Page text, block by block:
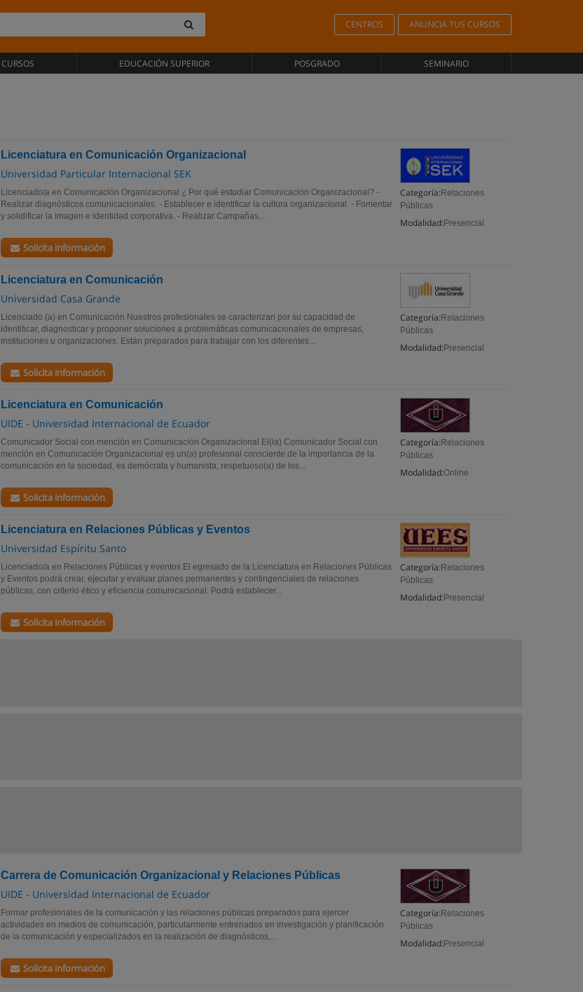
CENTROS ANUNCIA TUS CURSOS
CURSOS EDUCACIÓN SUPERIOR POSGRADO SEMINARIO
Licenciatura en Comunicación Organizacional
Universidad Particular Internacional SEK
Categoría: Relaciones
Públicas
Modalidad: Presencial
Licenciado/a en Comunicación Organizacional ¿ Por qué estudiar Comunicación Organizacional? -
Realizar diagnósticos comunicacionales. - Establecer e identificar la cultura organizacional. - Fomentar
y solidificar la imagen e identidad corporativa. - Realizar Campañas...
Solicita información
Licenciatura en Comunicación
Universidad Casa Grande
Categoría: Relaciones
Públicas
Modalidad: Presencial
Licenciado (a) en Comunicación Nuestros profesionales se caracterizan por su capacidad de
identificar, diagnosticar y proponer soluciones a problemáticas comunicacionales de empresas,
instituciones u organizaciones. Están preparados para trabajar con los diferentes...
Solicita información
Licenciatura en Comunicación
UIDE - Universidad Internacional de Ecuador
Categoría: Relaciones
Públicas
Modalidad:Online
Comunicador Social con mención en Comunicación Organizacional El(la) Comunicador Social con
mención en Comunicación Organizacional es un(a) profesional consciente de la importancia de la
comunicación en la sociedad, es demócrata y humanista, respetuoso(a) de los...
Solicita información
Licenciatura en Relaciones Públicas y Eventos
Universidad Espíritu Santo
Categoría: Relaciones
Públicas
Modalidad: Presencial
Licenciado/a en Relaciones Públicas y eventos El egresado de la Licenciatura en Relaciones Públicas
y Eventos podrá crear, ejecutar y evaluar planes permanentes y contingenciales de relaciones
públicas, con criterio ético y eficiencia comunicacional. Podrá establecer...
Solicita información
Carrera de Comunicación Organizacional y Relaciones Públicas
UIDE - Universidad Internacional de Ecuador
Categoría: Relaciones
Públicas
Modalidad: Presencial
Formar profesionales de la comunicación y las relaciones públicas preparados para ejercer
actividades en medios de comunicación, particularmente entrenados en investigación y planificación
de la comunicación y especializados en la realización de diagnósticos,...
Solicita información